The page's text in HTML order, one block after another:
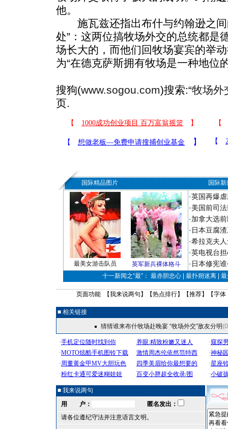
他。
施瓦兹还指出布什与约翰逊之间
处”：这两位搞牧场外交的总统都是
场长大的，而他们回牧场宴宾的举
为“在德克萨斯拥有牧场是一种地位
搜狗(www.sogou.com)搜索:“牧场外
页.
国际精品图片 国际
最美女游击队员 英军新兵裸体格斗
·英国再爆
·美国前司
·加拿大选
· 日本豆腐
·希拉克夫
·英电视台
· 日本修宪
十一新闻之“最”： 最赤胆忠心 | 最扑朔迷离 |
页面功能 【我来说两句 】【热点排行】【推荐】【字体
■ 相关链接
猜猜谁来布什牧场赴晚宴 “牧场外交”敌友分明
■ 我来说两句
用 户：
匿名发出：
请各位遵纪守法并注意语言文明。